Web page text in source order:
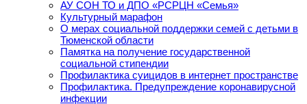
АУ СОН ТО и ДПО «РСРЦН «Семья»
Культурный марафон
О мерах социальной поддержки семей с детьми в
Тюменской области
Памятка на получение государственной
социальной стипендии
Профилактика суицидов в интернет пространстве
Профилактика. Предупреждение коронавирусной
инфекции